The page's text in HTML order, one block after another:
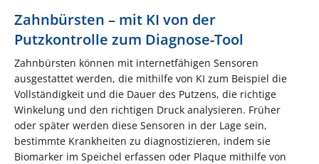
Zahnbürsten – mit KI von der
Putzkontrolle zum Diagnose-Tool
Zahnbürsten können mit internetfähigen Sensoren
ausgestattet werden, die mithilfe von KI zum Beispiel die
Vollständigkeit und die Dauer des Putzens, die richtige
Winkelung und den richtigen Druck analysieren. Früher
oder später werden diese Sensoren in der Lage sein,
bestimmte Krankheiten zu diagnostizieren, indem sie
Biomarker im Speichel erfassen oder Plaque mithilfe von